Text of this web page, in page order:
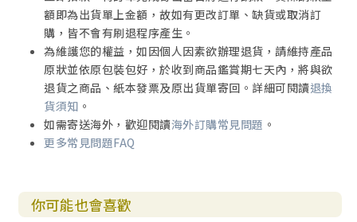
額即為出貨單上金額，故如有更改訂單、缺貨或取消訂
購，皆不會有刷退程序產生。
為維護您的權益，如因個人因素欲辦理退貨，請維持產品
原狀並依原包裝包好，於收到商品鑑賞期七天內，將與欲
退貨之商品、紙本發票及原出貨單寄回。詳細可閱讀退換
貨須知 。
如需寄送海外，歡迎閱讀海外訂購常見問題 。
更多常見問題FAQ
你可能也會喜歡